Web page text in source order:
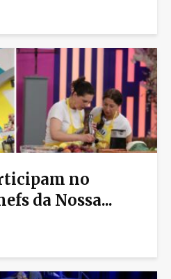
no
da Nossa...